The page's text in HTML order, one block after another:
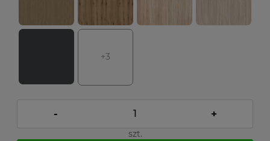
+3
- +
szt.